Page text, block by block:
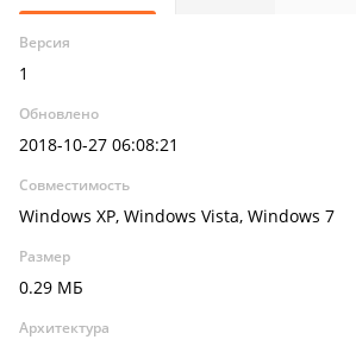
Версия
1
Обновлено
2018-10-27 06:08:21
Совместимость
Windows XP, Windows Vista, Windows 7
Размер
0.29 МБ
Архитектура